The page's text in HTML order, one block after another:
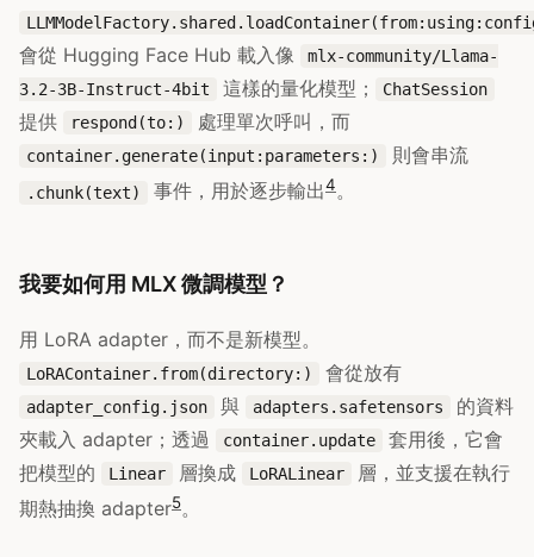
會從 Hugging Face Hub 載入像
mlx-community/Llama-
3.2-3B-Instruct-4bit
這樣的量化模型； ChatSession
提供 respond(to:) 處理單次呼叫，而
container.generate(input:parameters:) 則會串流
.chunk(text) 事件，用於逐步輸出4。
我要如何用 MLX 微調模型？
用 LoRA adapter，而不是新模型。
LoRAContainer.from(directory:) 會從放有
adapter_config.json 與 adapters.safetensors
的資料
夾載入 adapter；透過
container.update
套用後，它會
把模型的
Linear 層換成 LoRALinear
層，並支援在執行
期熱抽換 adapter5。